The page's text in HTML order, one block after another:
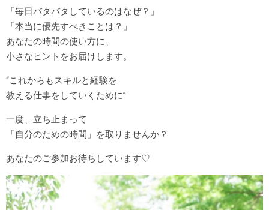
「毎日バタバタしているのはなぜ？」
「本当に優先すべきことは？」
あなたの時間の使い方に、
小さなヒントをお届けします。
“これからもスキルと経験を
教える仕事をしていくために”
一度、立ち止まって
「自分のための時間」を取りませんか？
あなたのご参加お待ちしています♡